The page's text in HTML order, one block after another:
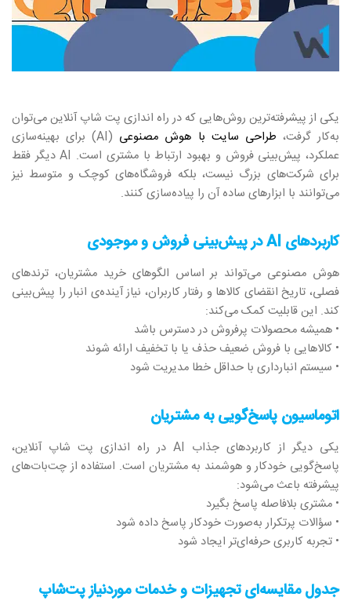
یکی از پیشرفته‌ترین روش‌هایی که در راه‌ اندازی پت شاپ آنلاین می‌توان
به‌کار گرفت، طراحی سایت با هوش مصنوعی
(AI) برای بهینه‌سازی
عملکرد، پیش‌بینی فروش و بهبود ارتباط با مشتری است. AI دیگر فقط
برای شرکت‌های بزرگ نیست، بلکه فروشگاه‌های کوچک و متوسط نیز
می‌توانند با ابزارهای ساده آن را پیاده‌سازی کنند.
کاربردهای AI در پیش‌بینی فروش و موجودی
هوش مصنوعی می‌تواند بر اساس الگوهای خرید مشتریان، ترندهای
فصلی، تاریخ انقضای کالاها و رفتار کاربران، نیاز آینده‌ی انبار را پیش‌بینی
کند. این قابلیت کمک می‌کند:
• همیشه محصولات پرفروش در دسترس باشد
• کالاهایی با فروش ضعیف حذف یا با تخفیف ارائه شوند
• سیستم انبارداری با حداقل خطا مدیریت شود
اتوماسیون پاسخ‌گویی به مشتریان
یکی دیگر از کاربردهای جذاب AI در راه‌ اندازی پت شاپ آنلاین،
پاسخ‌گویی خودکار و هوشمند به مشتریان است. استفاده از چت‌بات‌های
پیشرفته باعث می‌شود:
• مشتری بلافاصله پاسخ بگیرد
• سؤالات پرتکرار به‌صورت خودکار پاسخ داده شود
• تجربه کاربری حرفه‌ای‌تر ایجاد شود
جدول مقایسه‌ای تجهیزات و خدمات موردنیاز پت‌شاپ